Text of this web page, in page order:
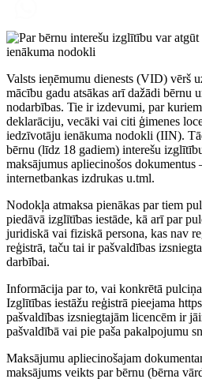
Valsts ieņēmumu dienests (VID) vērš
mācību gadu atsākas arī dažādi bērnu
nodarbības. Tie ir izdevumi, par
deklarāciju, vecāki vai citi ģimenes
iedzīvotāju ienākuma nodokli (IIN).
bērnu (līdz 18 gadiem) interešu
maksājumus apliecinošos dokumentus
internetbankas izdrukas u.tml.
Nodokļa atmaksa pienākas par tiem
piedāvā izglītības iestāde, kā arī par
juridiskā vai fiziskā persona, kas nav
reģistrā, taču tai ir pašvaldības
darbībai.
Informācija par to, vai konkrētā
Izglītības iestāžu reģistrā pieejama
pašvaldības izsniegtajām licencēm ir
pašvaldībā vai pie paša pakalpojumu
Maksājumu apliecinošajam
maksājums veikts par bērnu (bērna